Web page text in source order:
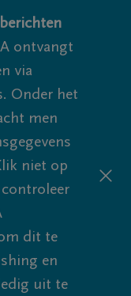
ontvangt
via
Onder het
men
niet op
dit te
en
uit te